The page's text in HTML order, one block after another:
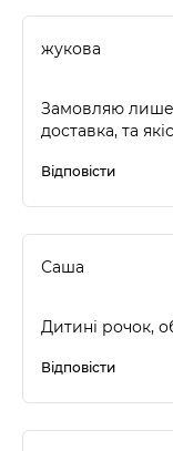
жукова
Замовляю лише
доставка, та
Відповісти
Саша
Дитині рочок,
Відповісти